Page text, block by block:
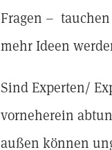
Fragen – tauchen
mehr Ideen
Sind Experten/
vorneherein
außen können